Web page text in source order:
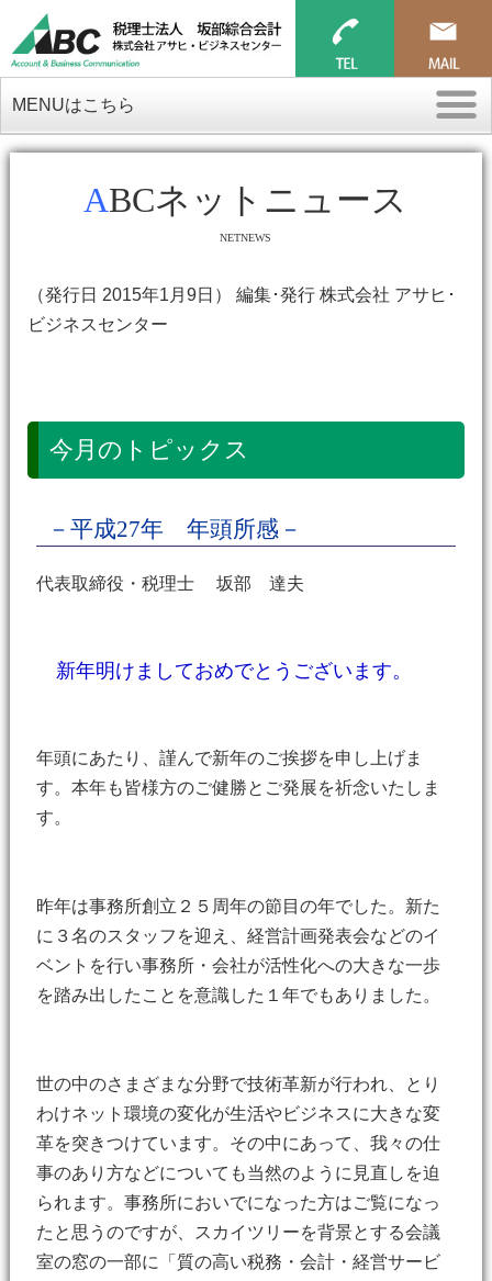
MENUはこちら
ABCネットニュース
NETNEWS
（発行日 2015年1月9日） 編集･発行 株式会社 アサヒ･
ビジネスセンター
今月のトピックス
－平成27年 年頭所感－
代表取締役・税理士 坂部 達夫
新年明けましておめでとうございます。
年頭にあたり、謹んで新年のご挨拶を申し上げま
す。本年も皆様方のご健勝とご発展を祈念いたしま
す。
昨年は事務所創立２５周年の節目の年でした。新た
に３名のスタッフを迎え、経営計画発表会などのイ
ベントを行い事務所・会社が活性化への大きな一歩
を踏み出したことを意識した１年でもありました。
世の中のさまざまな分野で技術革新が行われ、とり
わけネット環境の変化が生活やビジネスに大きな変
革を突きつけています。その中にあって、我々の仕
事のあり方などについても当然のように見直しを迫
られます。事務所においでになった方はご覧になっ
たと思うのですが、スカイツリーを背景とする会議
室の窓の一部に「質の高い税務・会計・経営サービ